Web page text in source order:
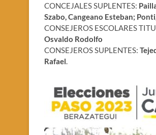
CONCEJALES SUPLENTES:
Szabo, Cangeano Esteban;
CONSEJEROS ESCOLARES
Osvaldo Rodolfo
CONSEJEROS SUPLENTES:
Rafael.